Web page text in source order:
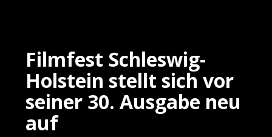
Filmfest Schleswig-
Holstein stellt sich vor
seiner 30. Ausgabe neu
auf